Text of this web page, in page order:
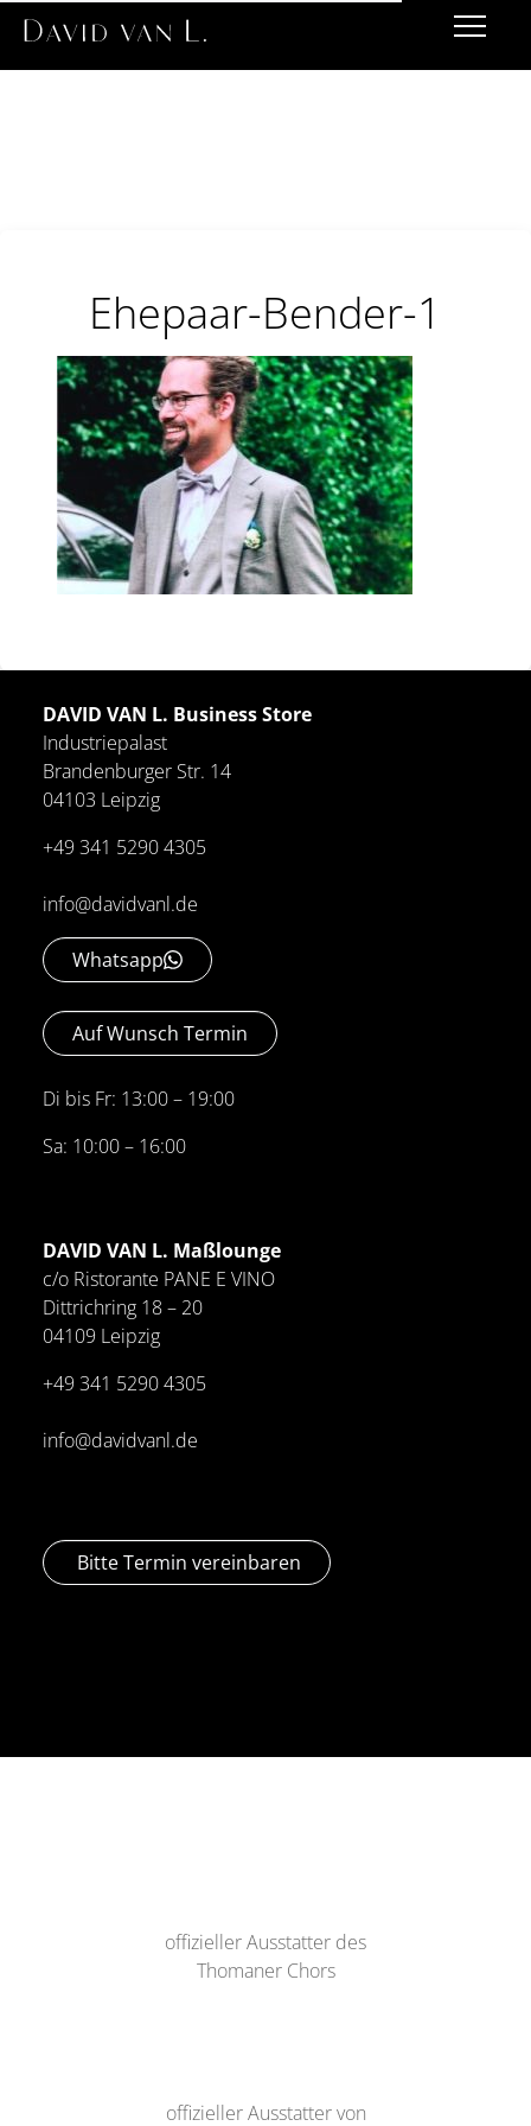
Ehepaar-Bender-1
DAVID VAN L. Business Store
Industriepalast
Brandenburger Str. 14
04103 Leipzig
+49 341 5290 4305
info@davidvanl.de
Whatsapp
Auf Wunsch Termin
Di bis Fr: 13:00 – 19:00
Sa: 10:00 – 16:00
DAVID VAN L. Maßlounge
c/o Ristorante PANE E VINO
Dittrichring 18 – 20
04109 Leipzig
+49 341 5290 4305
info@davidvanl.de
Bitte Termin vereinbaren
offizieller Ausstatter des
Thomaner Chors
offizieller Ausstatter von